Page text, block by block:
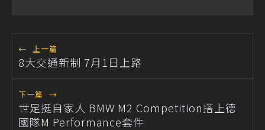
← 上一篇
8大交通新制 7月1日上路
下一篇 →
世足挺自家人 BMW M2 Competition搭上德
國隊M Performance套件